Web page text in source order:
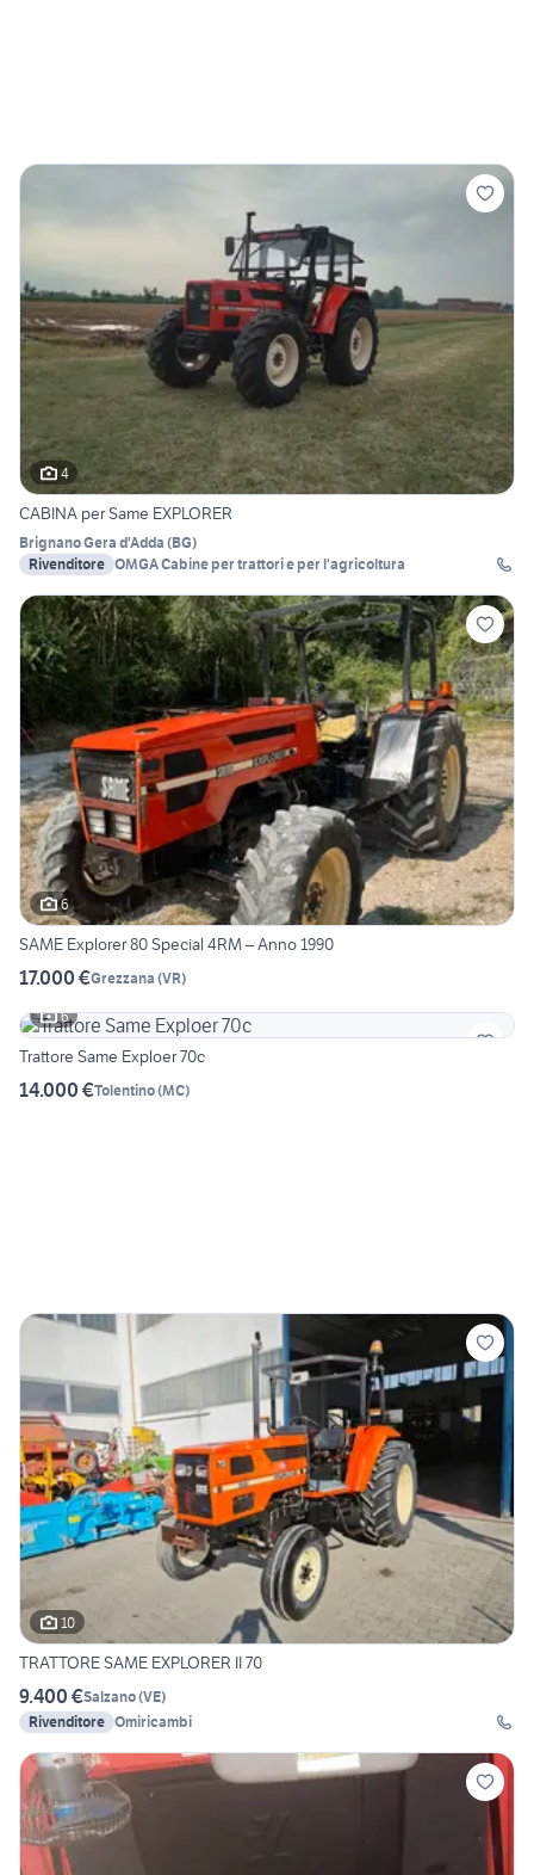
4
CABINA per Same EXPLORER
Brignano Gera d'Adda (BG)
Rivenditore OMGA Cabine per trattori e per l'agricoltura
6
SAME Explorer 80 Special 4RM – Anno 1990
17.000 €Grezzana (VR)
6
Trattore Same Exploer 70c
14.000 €Tolentino(MC)
10
TRATTORE SAME EXPLORER II 70
9.400 €Salzano(VE)
Rivenditore Omiricambi